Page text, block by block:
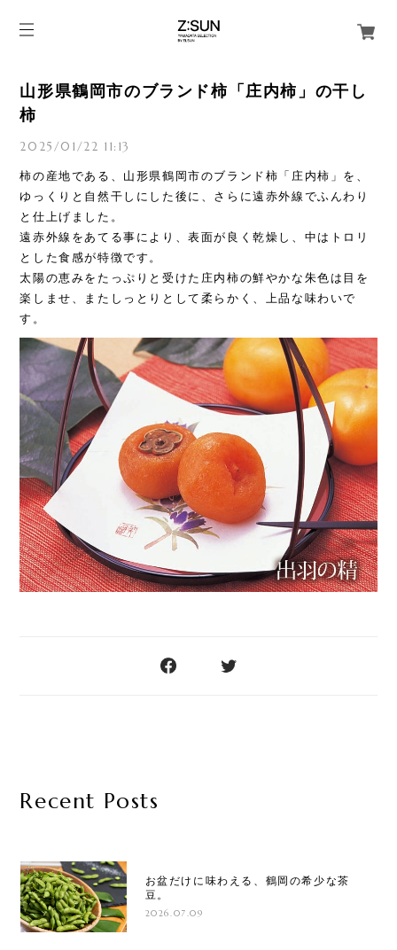
山形県鶴岡市のブランド柿「庄内柿」の干し
柿
2025/01/22 11:13
柿の産地である、山形県鶴岡市のブランド柿「庄内柿」を、
ゆっくりと自然干しにした後に、さらに遠赤外線でふんわり
と仕上げました。
遠赤外線をあてる事により、表面が良く乾燥し、中はトロリ
とした食感が特徴です。
太陽の恵みをたっぷりと受けた庄内柿の鮮やかな朱色は目を
楽しませ、またしっとりとして柔らかく、上品な味わいで
す。
Recent Posts
お盆だけに味わえる、鶴岡の希少な茶
豆。
2026.07.09